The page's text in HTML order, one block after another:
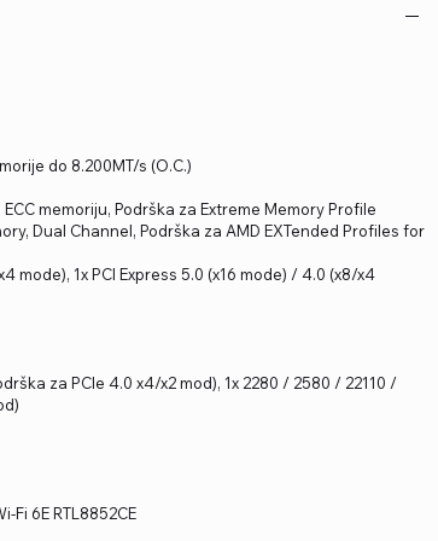
do 8.200MT/s (O.C.)
memoriju, Podrška za Extreme Memory Profile
Dual Channel, Podrška za AMD EXTended Profiles for
mode), 1x PCI Express 5.0 (x16 mode) / 4.0 (x8/x4
za PCIe 4.0 x4/x2 mod), 1x 2280 / 2580 / 22110 /
Fi 6E RTL8852CE